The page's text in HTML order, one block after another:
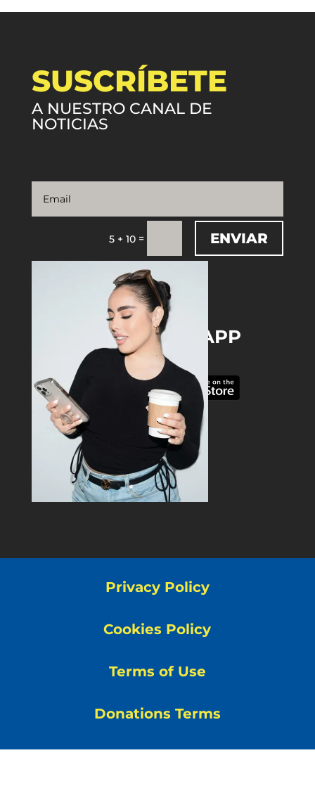
SUSCRÍBETE
A NUESTRO CANAL DE
NOTICIAS
5 + 10 = ENVIAR
DOWNLOAD THE APP
Privacy Policy
Cookies Policy
Terms of Use
Donations Terms